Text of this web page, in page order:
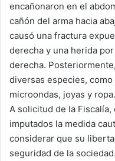
encañonaron en el
cañón del arma hacia
causó una fractura
derecha y una herida
derecha.
diversas especies,
microondas, joyas y ropa.
A solicitud de la
imputados la medida
considerar que su
seguridad de la sociedad.